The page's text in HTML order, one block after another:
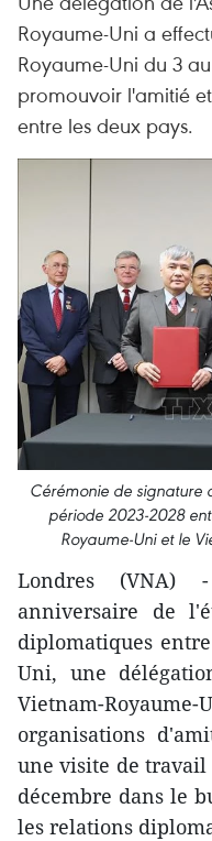
Royaume-Uni a
Royaume-Uni du 3
promouvoir l'amitié
entre les deux pays.
Cérémonie de signature
période 2023-2028
Royaume-Uni et le
Londres
anniversaire de
diplomatiques
Uni, une
Vietnam-
organisations
une visite de travail
décembre dans le
les relations